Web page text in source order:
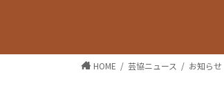
HOME 芸協ニュース お知らせ